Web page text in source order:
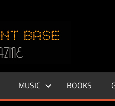
–
MUSIC BOOKS